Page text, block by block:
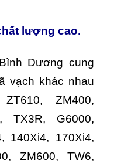
lượng cao.
Dương cung
vạch khác nhau
ZM400,
TX3R, G6000,
140Xi4, 170Xi4,
ZM600, TW6,